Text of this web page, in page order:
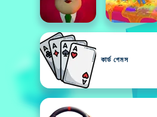
কার্ড গেমস